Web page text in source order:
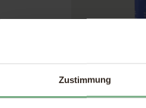
Zustimmung